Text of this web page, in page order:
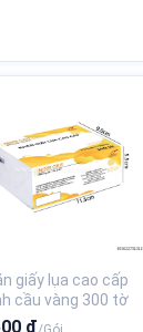
giấy lụa cao cấp
cầu vàng 300 tờ
đ